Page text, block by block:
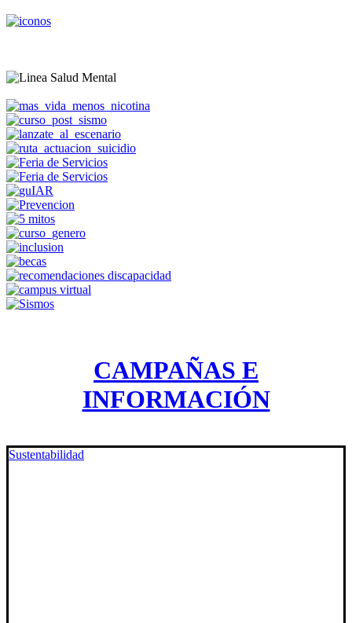
CAMPAÑAS E
INFORMACIÓN
Sustentabilidad